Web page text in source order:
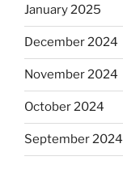
January 2025
December 2024
November 2024
October 2024
September 2024